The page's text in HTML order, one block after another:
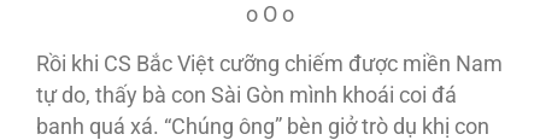
o O o
Rồi khi CS Bắc Việt cưỡng chiếm được miền Nam
tự do, thấy bà con Sài Gòn mình khoái coi đá
banh quá xá. “Chúng ông” bèn giở trò dụ khị con